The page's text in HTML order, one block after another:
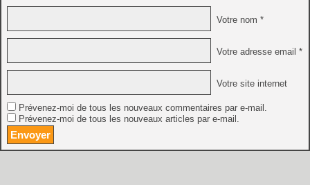
Votre nom *
Votre adresse email *
Votre site internet
Prévenez-moi de tous les nouveaux commentaires par e-mail.
Prévenez-moi de tous les nouveaux articles par e-mail.